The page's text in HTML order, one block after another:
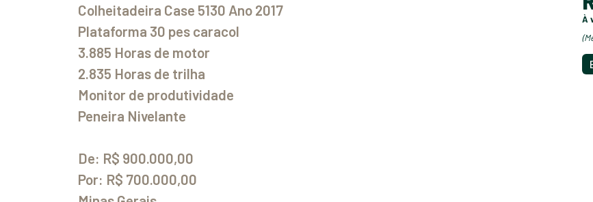
Colheitadeira Case 5130 Ano 2017
Plataforma 30 pes caracol
3.885 Horas de motor
2.835 Horas de trilha
Monitor de produtividade
Peneira Nivelante
De: R$ 900.000,00
Por: R$ 700.000,00